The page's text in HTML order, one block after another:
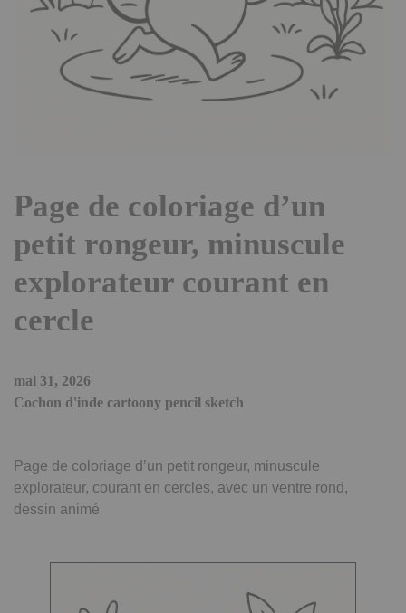
Page de coloriage d’un
petit rongeur, minuscule
explorateur courant en
cercle
mai 31, 2026
Cochon d'inde cartoony pencil sketch
Page de coloriage d’un petit rongeur, minuscule
explorateur, courant en cercles, avec un ventre rond,
dessin animé